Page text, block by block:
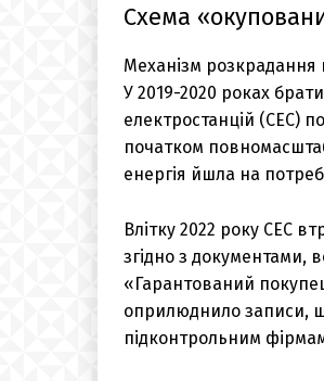
Схема
Механізм розкрадання
У 2019-2020 роках
електростанцій (СЕС)
початком
енергія йшла на
Влітку 2022 року СЕС
згідно з документами,
«Гарантований
оприлюднило записи,
підконтрольним